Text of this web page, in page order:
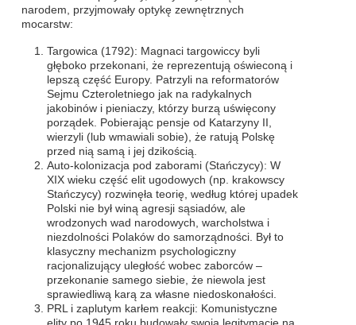
narodem, przyjmowały optykę zewnętrznych
mocarstw:
Targowica (1792): Magnaci targowiccy byli
głęboko przekonani, że reprezentują oświeconą i
lepszą część Europy. Patrzyli na reformatorów
Sejmu Czteroletniego jak na radykalnych
jakobinów i pieniaczy, którzy burzą uświęcony
porządek. Pobierając pensje od Katarzyny II,
wierzyli (lub wmawiali sobie), że ratują Polskę
przed nią samą i jej dzikością.
Auto-kolonizacja pod zaborami (Stańczycy): W
XIX wieku część elit ugodowych (np. krakowscy
Stańczycy) rozwinęła teorię, według której upadek
Polski nie był winą agresji sąsiadów, ale
wrodzonych wad narodowych, warcholstwa i
niezdolności Polaków do samorządności. Był to
klasyczny mechanizm psychologiczny
racjonalizujący uległość wobec zaborców –
przekonanie samego siebie, że niewola jest
sprawiedliwą karą za własne niedoskonałości.
PRL i zaplutym karłem reakcji: Komunistyczne